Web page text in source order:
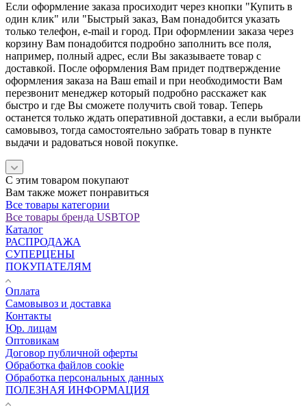
Если оформление заказа просиходит через кнопки "Купить в
один клик" или "Быстрый заказ, Вам понадобится указать
только телефон, e-mail и город. При оформлении заказа через
корзину Вам понадобится подробно заполнить все поля,
например, полный адрес, если Вы заказываете товар с
доставкой. После оформления Вам придет подтверждение
оформления заказа на Ваш email и при необходимости Вам
перезвонит менеджер который подробно расскажет как
быстро и где Вы сможете получить свой товар. Теперь
останется только ждать оперативной доставки, а если выбрали
самовывоз, тогда самостоятельно забрать товар в пункте
выдачи и радоваться новой покупке.
С этим товаром покупают
Вам также может понравиться
Все товары категории
Все товары бренда USBTOP
Каталог
РАСПРОДАЖА
СУПЕРЦЕНЫ
ПОКУПАТЕЛЯМ
Оплата
Самовывоз и доставка
Контакты
Юр. лицам
Оптовикам
Договор публичной оферты
Обработка файлов cookie
Обработка персональных данных
ПОЛЕЗНАЯ ИНФОРМАЦИЯ